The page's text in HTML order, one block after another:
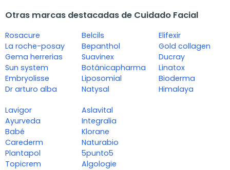
Otras marcas destacadas de Cuidado Facial
Rosacure
La roche-posay
Gema herrerias
Sun system
Embryolisse
Dr arturo alba
Belcils
Bepanthol
Suavinex
Botánicapharma
Liposomial
Natysal
Elifexir
Gold collagen
Ducray
Linatox
Bioderma
Himalaya
Lavigor
Ayurveda
Babé
Carederm
Plantapol
Topicrem
Aslavital
Integralia
Klorane
Naturabio
5punto5
Algologie